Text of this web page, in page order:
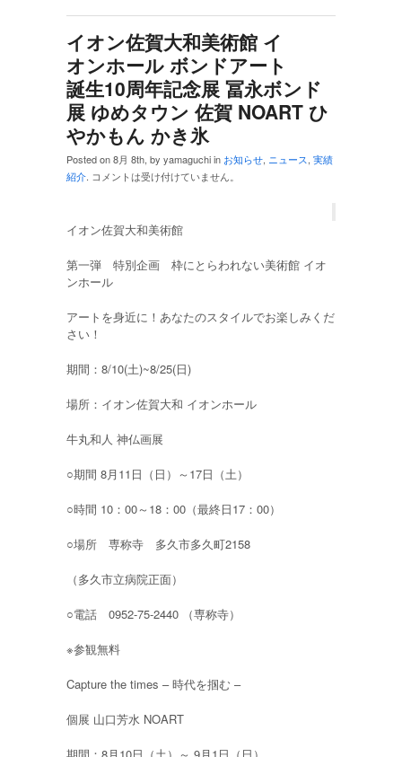
イオン佐賀大和美術館 イ
オンホール ボンドアート
誕生10周年記念展 冨永ボンド
展 ゆめタウン 佐賀 NOART ひ
やかもん かき氷
Posted on 8月 8th, by yamaguchi in お知らせ, ニュース, 実績
紹介. コメントは受け付けていません。
イオン佐賀大和美術館
第一弾 特別企画 枠にとらわれない美術館 イオ
ンホール
アートを身近に！あなたのスタイルでお楽しみくだ
さい！
期間：8/10(土)~8/25(日)
場所：イオン佐賀大和 イオンホール
牛丸和人 神仏画展
○期間 8月11日（日）～17日（土）
○時間 10：00～18：00（最終日17：00）
○場所 専称寺 多久市多久町2158
（多久市立病院正面）
○電話 0952-75-2440 （専称寺）
※参観無料
Capture the times – 時代を掴む –
個展 山口芳水 NOART